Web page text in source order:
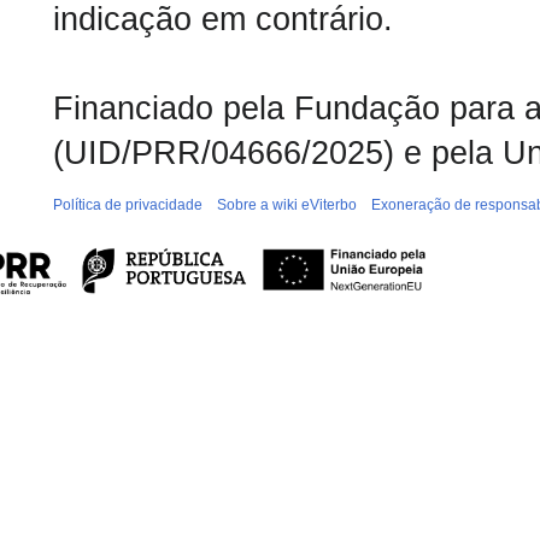
indicação em contrário.
Financiado pela Fundação para
(UID/PRR/04666/2025) e pela
Política de privacidade Sobre a wiki eViterbo Exoneração de